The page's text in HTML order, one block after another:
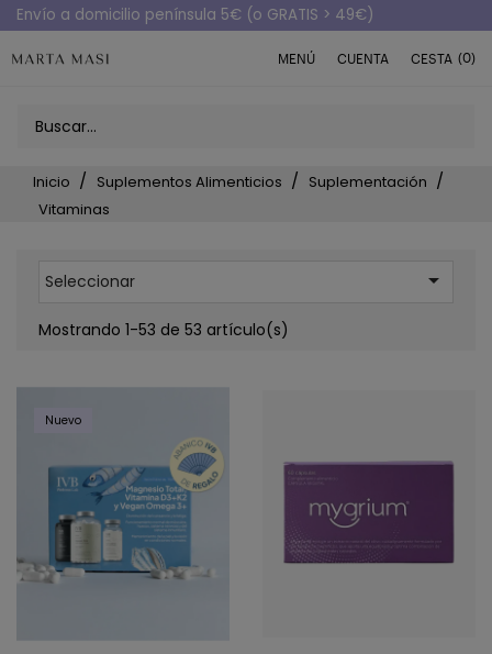
Envío a domicilio península 5€ (o GRATIS > 49€)
MENÚ CUENTA CESTA (0)
Inicio Suplementos Alimenticios
Suplementación
Vitaminas
Seleccionar 
Mostrando 1-53 de 53 artículo(s)
Nuevo